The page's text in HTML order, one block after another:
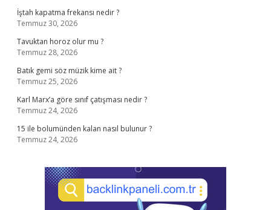
İştah kapatma frekansı nedir ?
Temmuz 30, 2026
Tavuktan horoz olur mu ?
Temmuz 28, 2026
Batık gemi söz müzik kime ait ?
Temmuz 25, 2026
Karl Marx’a göre sınıf çatışması nedir ?
Temmuz 24, 2026
15 ile bolumünden kalan nasıl bulunur ?
Temmuz 24, 2026